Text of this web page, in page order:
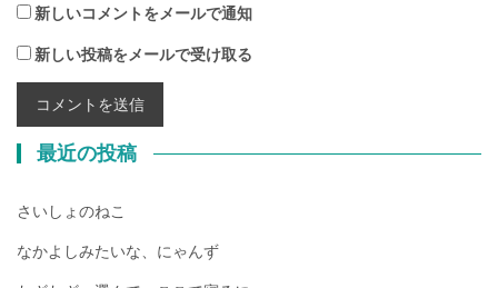
新しいコメントをメールで通知
新しい投稿をメールで受け取る
最近の投稿
さいしょのねこ
なかよしみたいな、にゃんず